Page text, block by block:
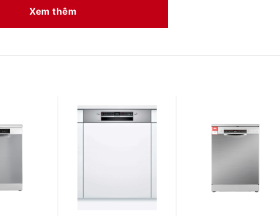
trong từng chi tiết
của bạn có thể là một thách thức. Rổ Max Flex sẽ giúp bạn với rổ dưới
hơn. Giỏ Max Flex đem lại sự ổn định và linh hoạt cho tất cả các
Xem thêm